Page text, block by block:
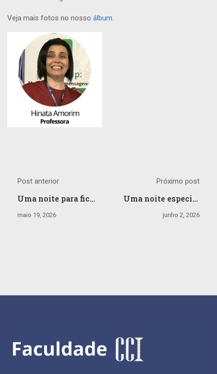
Veja mais fotos no nosso álbum.
Post anterior
Uma noite para ficar
na história.
maio 19, 2026
Próximo post
Uma noite especial
para celebrar o
junho 2, 2026